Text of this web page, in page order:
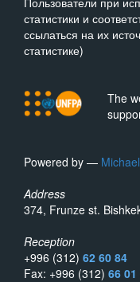
статистики и
ссылаться на их
статистике)
The
Powered by —
Address
374, Frunze st.
Reception
+996 (312) 62 60 84
Fax: +996 (312) 66 01